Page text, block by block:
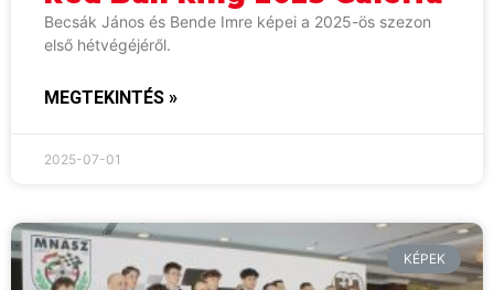
Becsák János és Bende Imre képei a 2025-ös szezon
első hétvégéjéről.
MEGTEKINTÉS »
2025-07-01
KÉPEK